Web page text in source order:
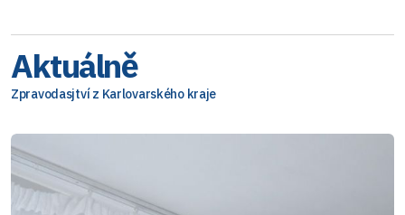
Aktuálně
Zpravodasjtví z Karlovarského kraje